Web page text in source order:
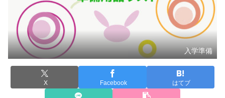
入学準備
X Facebook はてブ